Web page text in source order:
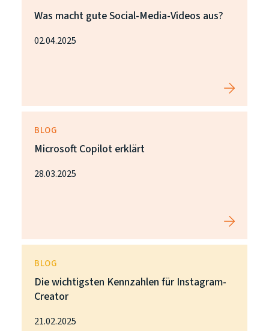
Was macht gute Social-Media-Videos aus?
02.04.2025
BLOG
Microsoft Copilot erklärt
28.03.2025
BLOG
Die wichtigsten Kennzahlen für Instagram-
Creator
21.02.2025